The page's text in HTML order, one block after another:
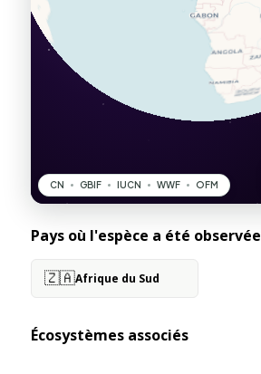
Pays où l'espèce a été observée
🇿🇦Afrique du Sud
Écosystèmes associés